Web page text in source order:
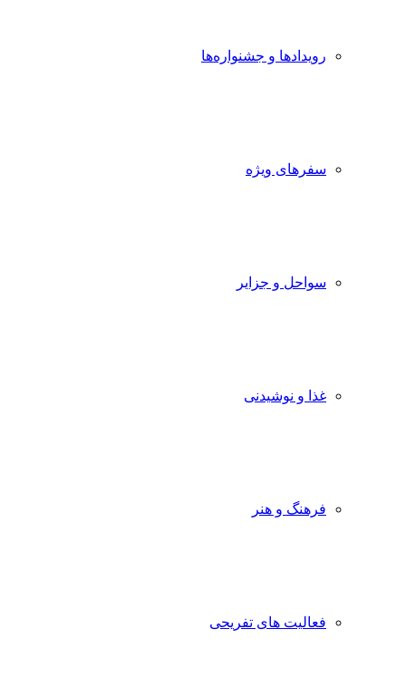
رویدادها و جشنواره‌ها
سفرهای ویژه
سواحل و جزایر
غذا و نوشیدنی
فرهنگ و هنر
فعالیت های تفریحی